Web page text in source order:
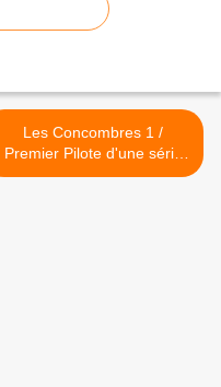
Les Concombres 1 /
Premier Pilote d'une série
TV... >